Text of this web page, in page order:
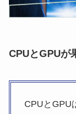
CPUとGPUが
CPUとGPU